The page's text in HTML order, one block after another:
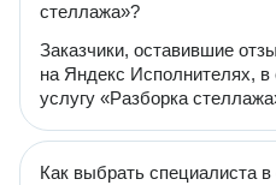
стеллажа»?
Заказчики, оставившие
на Яндекс Исполнителях,
услугу «Разборка
Как выбрать специалиста